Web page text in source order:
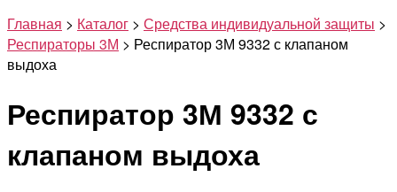
Главная > Каталог > Средства индивидуальной защиты >
Респираторы 3М > Респиратор 3М 9332 с клапаном
выдоха
Респиратор 3М 9332 с
клапаном выдоха